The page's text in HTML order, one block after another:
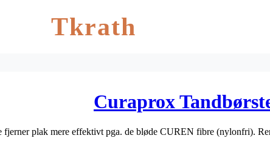
Tkrath
Curaprox
plak mere effektivt pga. de bløde CUREN fibre (nylonfri).